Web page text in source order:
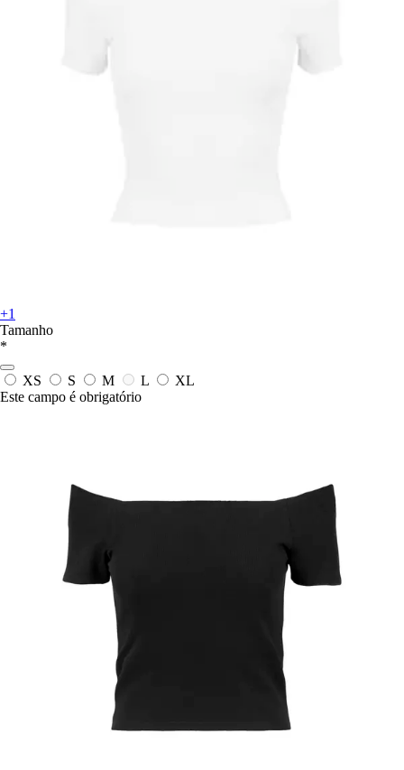
+1
Tamanho
*
XS S M L
XL
Este campo é obrigatório